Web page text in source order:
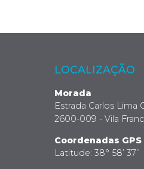
LOCALIZAÇÃO
Morada
Estrada Carlos Lima
2600-009 - Vila
Coordenadas GPS
Latitude: 38° 58’ 37’’